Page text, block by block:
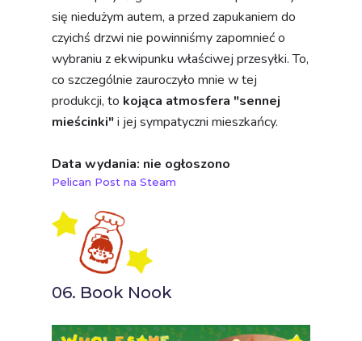
się niedużym autem, a przed zapukaniem do
czyichś drzwi nie powinniśmy zapomnieć o
wybraniu z ekwipunku właściwej przesyłki. To,
co szczególnie zauroczyło mnie w tej
produkcji, to kojąca atmosfera "sennej
mieścinki"i jej sympatyczni mieszkańcy.
Data wydania: nie ogłoszono
Pelican Post na Steam
06. Book Nook